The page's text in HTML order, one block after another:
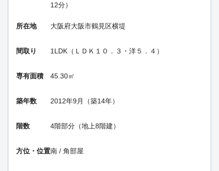
12分）
所在地 大阪府大阪市鶴見区横堤
間取り 1LDK（ＬＤＫ１０．３・洋５．４）
専有面積 45.30㎡
築年数 2012年9月（築14年）
階数 4階部分（地上8階建）
方位・位置南 / 角部屋